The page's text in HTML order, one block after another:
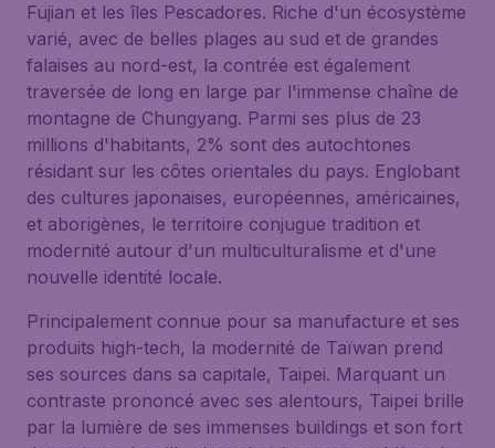
Fujian et les îles Pescadores. Riche d'un écosystème
varié, avec de belles plages au sud et de grandes
falaises au nord-est, la contrée est également
traversée de long en large par l'immense chaîne de
montagne de Chungyang. Parmi ses plus de 23
millions d'habitants, 2% sont des autochtones
résidant sur les côtes orientales du pays. Englobant
des cultures japonaises, européennes, américaines,
et aborigènes, le territoire conjugue tradition et
modernité autour d'un multiculturalisme et d'une
nouvelle identité locale.
Principalement connue pour sa manufacture et ses
produits high-tech, la modernité de Taïwan prend
ses sources dans sa capitale, Taipei. Marquant un
contraste prononcé avec ses alentours, Taipei brille
par la lumière de ses immenses buildings et son fort